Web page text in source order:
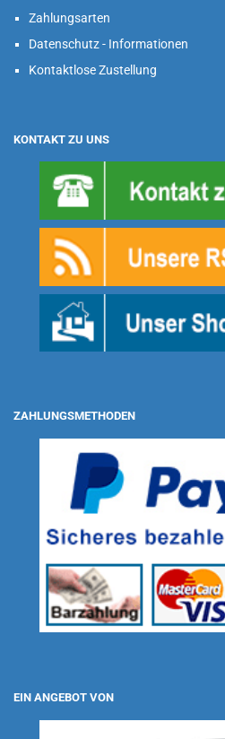
Zahlungsarten
Datenschutz - Informationen
Kontaktlose Zustellung
KONTAKT ZU UNS
ZAHLUNGSMETHODEN
EIN ANGEBOT VON